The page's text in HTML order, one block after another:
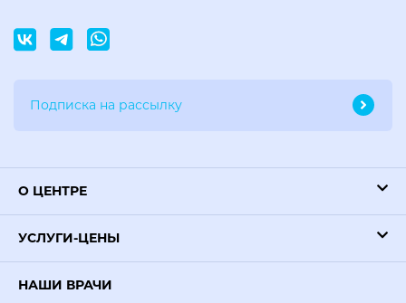
О ЦЕНТРЕ
УСЛУГИ-ЦЕНЫ
НАШИ ВРАЧИ